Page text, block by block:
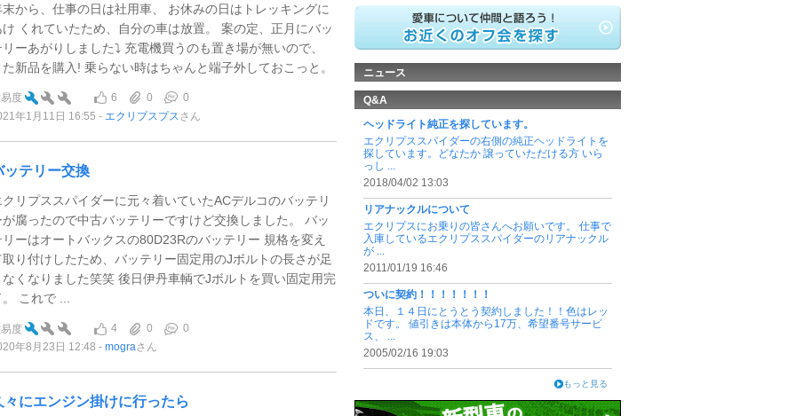
末から、仕事の日は社用車、 お休みの日はトレッキングに
け くれていたため、自分の車は放置。 案の定、正月にバッ
リーあがりしました⤵ 充電機買うのも置き場が無いので、
た新品を購入! 乗らない時はちゃんと端子外しておこっと。
度 6 0
0
年1月11日 16:55
エクリプスプスさん
ッテリー交換
クリプススパイダーに元々着いていたACデルコのバッテリ
が腐ったので中古バッテリーですけど交換しました。 バッ
リーはオートバックスの80D23Rのバッテリー 規格を変え
取り付けしたため、バッテリー固定用のJボルトの長さが足
なくなりました笑笑 後日伊丹車輌でJボルトを買い固定用完
これで ...
度 4 0
0
年8月23日 12:48
mograさん
々にエンジン掛けに行ったら
ニュース
Q&A
ヘッドライト純正を探しています。
エクリプススパイダーの右側の純正ヘッドライトを
探しています。どなたか 譲っていただける方 いら
っし ...
2018/04/02 13:03
リアナックルについて
エクリプスにお乗りの皆さんへお願いです。 仕事で
入庫しているエクリプススパイダーのリアナックル
が ...
2011/01/19 16:46
ついに契約！！！！！！！
本日、１４日にとうとう契約しました！！色はレッ
ドです。 値引きは本体から17万、希望番号サービ
ス、 ...
2005/02/16 19:03
もっと見る